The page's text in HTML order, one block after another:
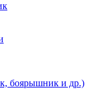
боярышник и др.)